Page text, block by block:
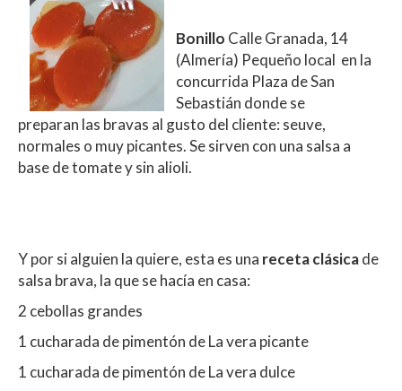
Bonillo Calle Granada, 14
(Almería) Pequeño local en la
concurrida Plaza de San
Sebastián donde se
preparan las bravas al gusto del cliente: seuve,
normales o muy picantes. Se sirven con una salsa a
base de tomate y sin alioli.
Y por si alguien la quiere, esta es una receta clásicade
salsa brava, la que se hacía en casa:
2 cebollas grandes
1 cucharada de pimentón de La vera picante
1 cucharada de pimentón de La vera dulce